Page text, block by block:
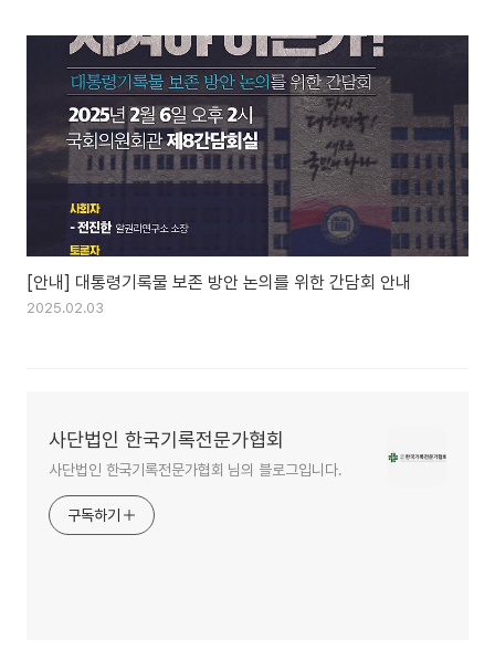
[안내] 대통령기록물 보존 방안 논의를 위한 간담회 안내
2025.02.03
사단법인 한국기록전문가협회
사단법인 한국기록전문가협회 님의 블로그입니다.
구독하기